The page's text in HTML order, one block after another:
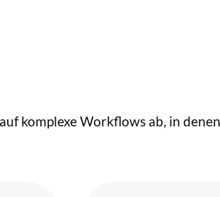
komplexe Workflows ab, in